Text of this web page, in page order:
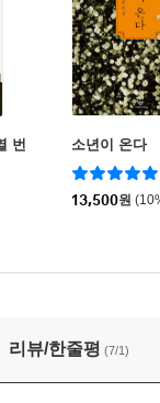
번
소년이 온다
13,500원
리뷰/한줄평 (7/1)